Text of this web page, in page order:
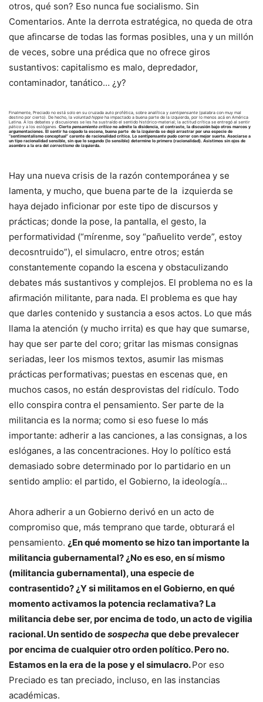
otros, qué son? Eso nunca fue socialismo. Sin
Comentarios. Ante la derrota estratégica, no queda de otra
que afincarse de todas las formas posibles, una y un millón
de veces, sobre una prédica que no ofrece giros
sustantivos: capitalismo es malo, depredador,
contaminador, tanático… ¿y?
Finalmente, Preciado no está solo en su cruzada auto profética, sobre analítica y sentipensante (palabra con muy mal
destino por cierto). De hecho, la voluntad hippie ha impactado a buena parte de la izquierda, por lo menos acá en América
Latina. A los debates y discusiones se les ha sustraído el sentido histórico-material; la actitud crítica se entregó al sentir
pático y a los eslóganes. Cierto pensamiento crítico no admite la disidencia, el contraste, la discusión bajo otros marcos y
argumentaciones. El sentir ha copado la escena, buena parte de la izquierda se dejó arrastrar por una especie de
“sentimentalismo conceptual” carente de racionalidad crítica. Lo sentipensante pudo correr con mejor suerte. Asociarse a
un tipo racionalidad sensible, sin que lo segundo (lo sensible) determine lo primero (racionalidad). Asistimos sin ojos de
asombro a la era del correctismo de izquierda.
Hay una nueva crisis de la razón contemporánea y se
lamenta, y mucho, que buena parte de la izquierda se
haya dejado inficionar por este tipo de discursos y
prácticas; donde la pose, la pantalla, el gesto, la
performatividad (“mírenme, soy “pañuelito verde”, estoy
decosntruido”), el simulacro, entre otros; están
constantemente copando la escena y obstaculizando
debates más sustantivos y complejos. El problema no es la
afirmación militante, para nada. El problema es que hay
que darles contenido y sustancia a esos actos. Lo que más
llama la atención (y mucho irrita) es que hay que sumarse,
hay que ser parte del coro; gritar las mismas consignas
seriadas, leer los mismos textos, asumir las mismas
prácticas performativas; puestas en escenas que, en
muchos casos, no están desprovistas del ridículo. Todo
ello conspira contra el pensamiento. Ser parte de la
militancia es la norma; como si eso fuese lo más
importante: adherir a las canciones, a las consignas, a los
eslóganes, a las concentraciones. Hoy lo político está
demasiado sobre determinado por lo partidario en un
sentido amplio: el partido, el Gobierno, la ideología…
Ahora adherir a un Gobierno derivó en un acto de
compromiso que, más temprano que tarde, obturará el
pensamiento. ¿En qué momento se hizo tan importante la
militancia gubernamental? ¿No es eso, en sí mismo
(militancia gubernamental), una especie de
contrasentido? ¿Y si militamos en el Gobierno, en qué
momento activamos la potencia reclamativa? La
militancia debe ser, por encima de todo, un acto de vigilia
racional. Un sentido desospecha que debe prevalecer
por encima de cualquier otro orden político. Pero no.
Estamos en la era de la pose y el simulacro.Por eso
Preciado es tan preciado, incluso, en las instancias
académicas.